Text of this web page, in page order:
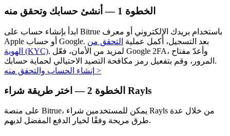
احصل على أرباح طويلة الأجل وفوائد مرنة
الخطوة أنشئ حسابك وتحقق منه
ابدأ بإنشاء حساب على Bitrue باستخدام بريدك الإلكتروني أو معرف
Apple أو حساب Google. بعد التسجيل، أكمل عملية التحقق من
الهوية (KYC). لمزيد من الأمان، فعّل Google 2FA، وأعدّ مفتاح
المرور، وقم بتفعيل رمز مكافحة التصيد الاحتيالي لحماية حسابك.
إنشاء الحساب والتحقق منه >
الخطوة اختر طريقة شراء Rayls
على منصة Bitrue، يمكن للمستخدمين شراء Rayls من خلال عدة
طرق مريحة وفقًا لخيار الدفع المفضل لديهم.